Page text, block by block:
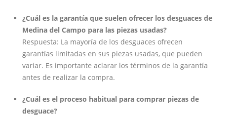
¿Cuál es la garantía que suelen ofrecer los desguaces de
Medina del Campo para las piezas usadas?
Respuesta: La mayoría de los desguaces ofrecen
garantías limitadas en sus piezas usadas, que pueden
variar. Es importante aclarar los términos de la garantía
antes de realizar la compra.
¿Cuál es el proceso habitual para comprar piezas de
desguace?